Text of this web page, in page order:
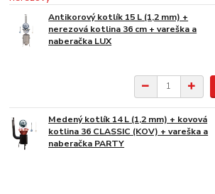
Antikorový kotlík 15 L (1,2 mm) +
nerezová kotlina 36 cm + vareška a
naberačka LUX
Medený kotlík 14 L (1,2 mm) + kovová
kotlina 36 CLASSIC (KOV) + vareška a
naberačka PARTY